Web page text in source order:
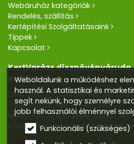
Webáruház kategóriák
Rendelés, szállítás
Kertépítési Szolgáltatásaink
Tippek
Kapcsolat
KertVarázs
webáruház
Cím: 5100 Jászberény Kertész
Telefon/Fax: +36 57 400 455
Mobil:+36 30 390 2856,+36 20
E-mail:
Weboldalunk a működéshez
használ. A statisztikai és
segít nekünk, hogy személyre
jobb felhasználói élménnyel
Funkcionális (szükséges)